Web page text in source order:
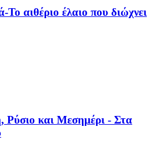
αιθέριο έλαιο που διώχνει
Ρύσιο και Μεσημέρι - Στα